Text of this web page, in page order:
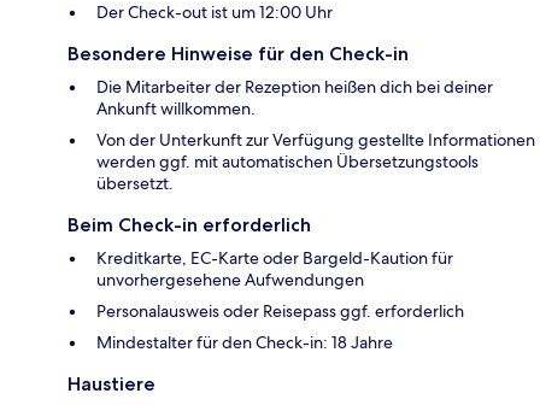
Der Check-out ist um 12:00 Uhr
Besondere Hinweise für den Check-in
Die Mitarbeiter der Rezeption heißen dich bei deiner
Ankunft willkommen.
Von der Unterkunft zur Verfügung gestellte Informationen
werden ggf. mit automatischen Übersetzungstools
übersetzt.
Beim Check-in erforderlich
Kreditkarte, EC-Karte oder Bargeld-Kaution für
unvorhergesehene Aufwendungen
Personalausweis oder Reisepass ggf. erforderlich
Mindestalter für den Check-in: 18 Jahre
Haustiere